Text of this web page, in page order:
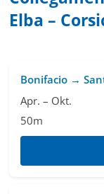
Elba –
Bonifacio →
Apr. – Okt.
50m